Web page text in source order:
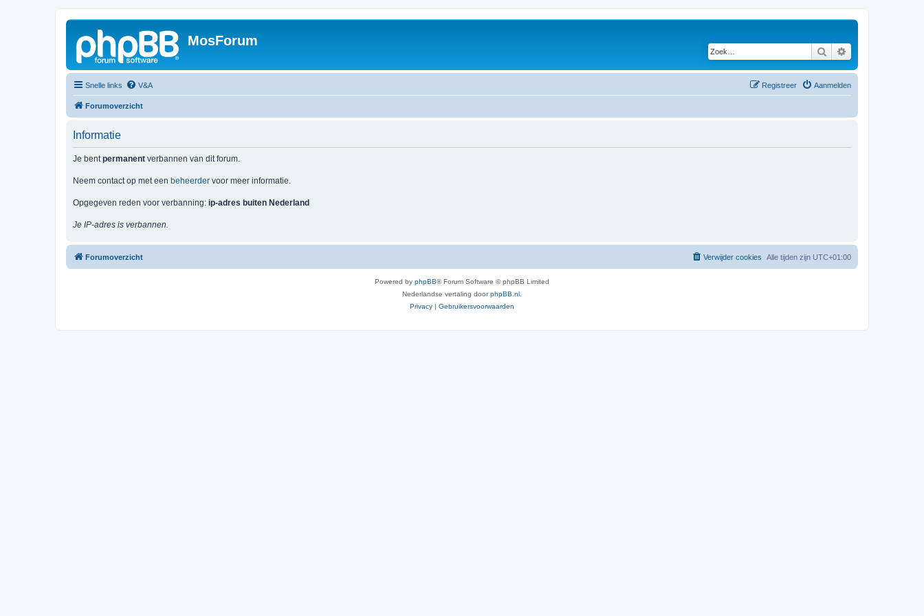
MosForum
Zoek
Snelle links V&A Aanmelden
Registreer
Forumoverzicht
Informatie
Je bentpermanent verbannen van dit forum.
Neem contact op met een beheerder voor meer informatie.
Opgegeven reden voor verbanning: ip-adres buiten Nederland
Je IP-adres is verbannen.
Forumoverzicht Alle tijden zijn UTC+01:00
Verwijder cookies
Powered by phpBB® Forum Software © phpBB Limited
Nederlandse vertaling doorphpBB.nl
Privacy | Gebruikersvoorwaarden